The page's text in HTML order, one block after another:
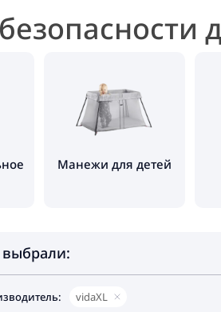
Манежи для детей
vidaXL